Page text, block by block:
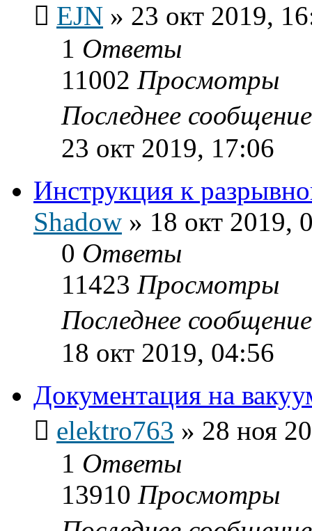
EJN » 23 окт 2019,
1 Ответы
11002 Просмотры
Последнее
23 окт 2019, 17:06
Инструкция к
Shadow » 18 окт 2019,
0 Ответы
11423 Просмотры
Последнее
18 окт 2019, 04:56
Документация на
elektro763 » 28 ноя
1 Ответы
13910 Просмотры